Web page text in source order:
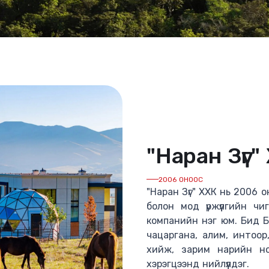
2006 ОНООС
"Наран
"Наран Зүг" ХХК нь 2006
болон мод үржүүлгийн
компанийн нэг юм. Бид
чацаргана, алим,
хийж, зарим нарийн
хэрэгцээнд нийлүүлдэг.